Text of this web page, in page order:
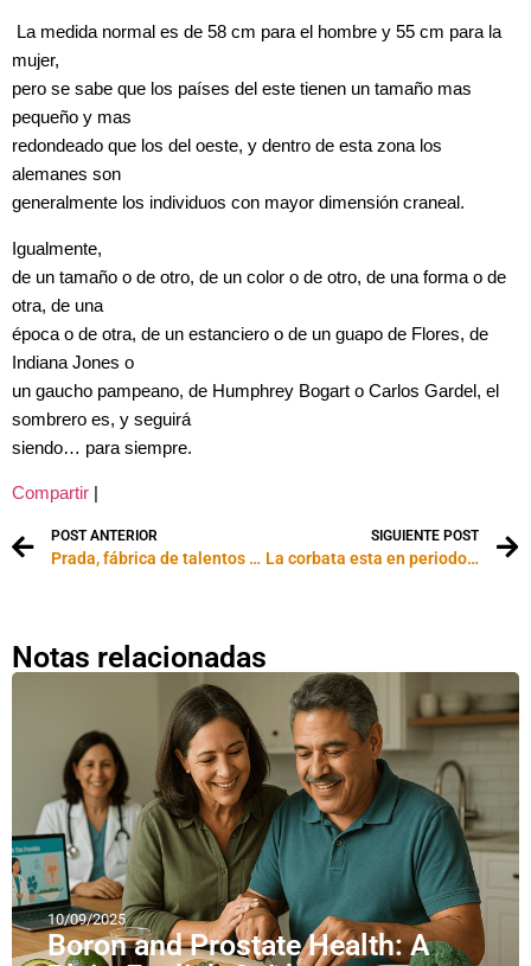
La medida normal es de 58 cm para el hombre y 55 cm para la
mujer,
pero se sabe que los países del este tienen un tamaño mas
pequeño y mas
redondeado que los del oeste, y dentro de esta zona los
alemanes son
generalmente los individuos con mayor dimensión craneal.
Igualmente,
de un tamaño o de otro, de un color o de otro, de una forma o de
otra, de una
época o de otra, de un estanciero o de un guapo de Flores, de
Indiana Jones o
un gaucho pampeano, de Humphrey Bogart o Carlos Gardel, el
sombrero es, y seguirá
siendo… para siempre.
Compartir
POST ANTERIOR
Prada, fábrica de talentos de la moda internacional
SIGUIENTE POST
La corbata esta en periodo de devaluación
Notas relacionadas
10/09/2025
Boron and Prostate Health: A